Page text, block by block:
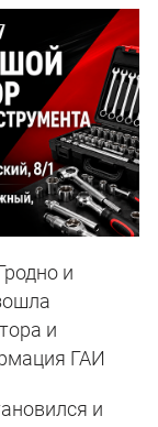
и
и
ГАИ
и